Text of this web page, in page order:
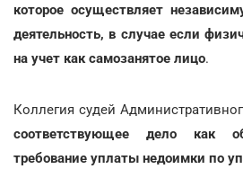
которое осуществляет
деятельность, в случае если
на учет как самозанятое лицо.
Коллегия судей
соответствующее дело как
требование уплаты недоимки по